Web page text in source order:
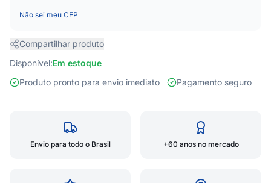
Não sei meu CEP
Compartilhar produto
Disponível:Em estoque
Produto pronto para envio imediato
Pagamento seguro
Envio para todo o Brasil +60 anos no mercado